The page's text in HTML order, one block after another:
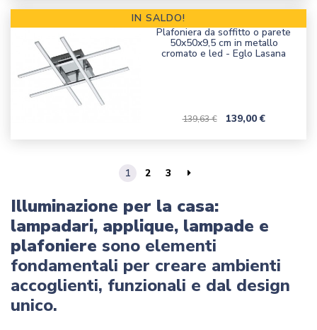
Plafoniera da soffitto o parete
50x50x9,5 cm in metallo
cromato e led - Eglo Lasana
Prezzo corrente
139,63 € Prezzo
139,00 €
IN SALDO!
1 2 3
Illuminazione per la casa:
lampadari, applique, lampade e
plafoniere sono elementi
fondamentali per creare ambienti
accoglienti, funzionali e dal design
unico.